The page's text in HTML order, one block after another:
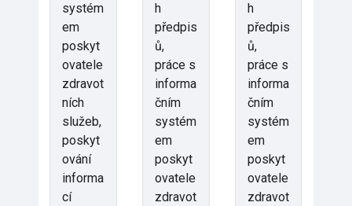
systém
em
poskyt
ovatele
zdravot
ních
služeb,
poskyt
ování
informa
cí
h
předpis
ů,
práce s
informa
čním
systém
em
poskyt
ovatele
zdravot
h
předpis
ů,
práce s
informa
čním
systém
em
poskyt
ovatele
zdravot